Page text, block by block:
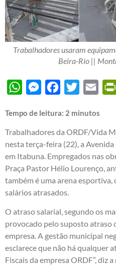
Trabalhadores usaram
Beira-Rio ||
WhatsAppMessengerFacebook
Twitter Email
Tempo de leitura: 2 minutos
Trabalhadores da ORDF/Vida
nesta terça-feira (22), a
em Itabuna. Empregados nas
Praça Pastor Hélio Lourenço,
também é uma arena
salários atrasados.
O atraso salarial, segundo os
provocado pelo suposto atraso
empresa. A gestão municipal
esclarece que não há qualquer
Fiscais da empresa ORDF”, diz